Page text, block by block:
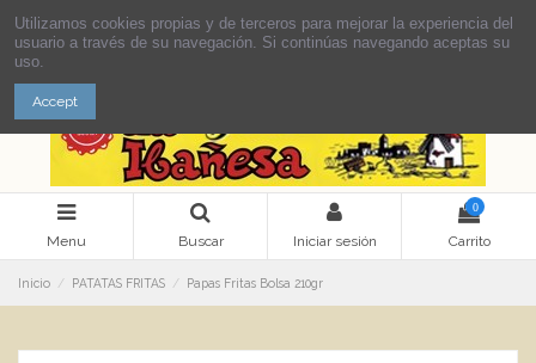
Menu Buscar Iniciar sesión
0
Carrito
Inicio PATATAS FRITAS Papas Fritas Bolsa 210gr
Utilizamos cookies propias y de terceros para mejorar la experiencia del
usuario a través de su navegación. Si continúas navegando aceptas su
uso.
Accept